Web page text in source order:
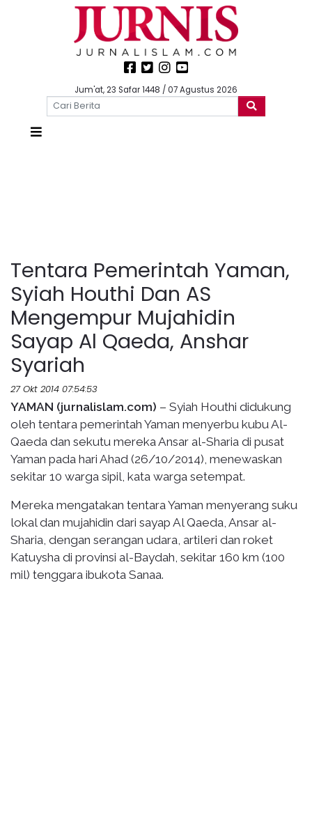
Jum'at, 23 Safar 1448 / 07 Agustus 2026
Tentara Pemerintah Yaman,
Syiah Houthi Dan AS
Mengempur Mujahidin
Sayap Al Qaeda, Anshar
Syariah
27 Okt 2014 07:54:53
YAMAN (jurnalislam.com) – Syiah Houthi didukung
oleh tentara pemerintah Yaman menyerbu kubu Al-
Qaeda dan sekutu mereka Ansar al-Sharia di pusat
Yaman pada hari Ahad (26/10/2014), menewaskan
sekitar 10 warga sipil, kata warga setempat.
Mereka mengatakan tentara Yaman menyerang suku
lokal dan mujahidin dari sayap Al Qaeda, Ansar al-
Sharia, dengan serangan udara, artileri dan roket
Katuysha di provinsi al-Baydah, sekitar 160 km (100
mil) tenggara ibukota Sanaa.